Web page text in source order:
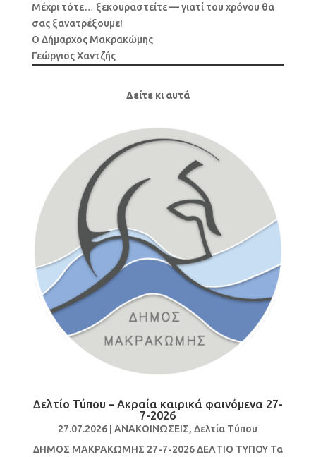
Μέχρι τότε… ξεκουραστείτε — γιατί του χρόνου θα
σας ξανατρέξουμε!
Ο Δήμαρχος Μακρακώμης
Γεώργιος Χαντζής
Δείτε κι αυτά
Δελτίο Τύπου – Ακραία καιρικά φαινόμενα 27-
7-2026
27.07.2026 |ΑΝΑΚΟΙΝΩΣΕΙΣ,Δελτία Τύπου
ΔΗΜΟΣ ΜΑΚΡΑΚΩΜΗΣ 27-7-2026 ΔΕΛΤΙΟ ΤΥΠΟΥ Τα